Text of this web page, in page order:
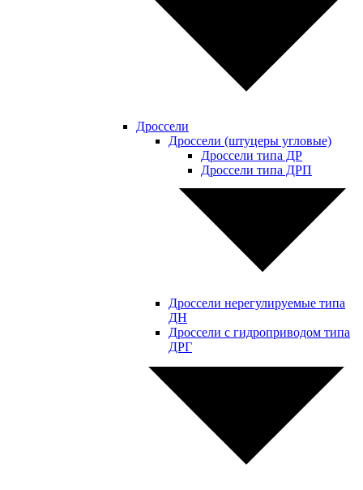
Дроссели
Дроссели (штуцеры угловые)
Дроссели типа ДР
Дроссели типа ДРП
Дроссели нерегулируемые типа
ДН
Дроссели с гидроприводом типа
ДРГ